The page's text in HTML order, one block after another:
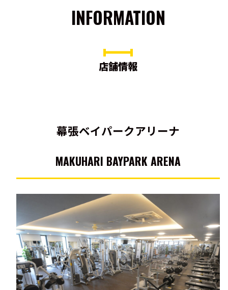
INFORMATION
店舗情報
幕張ベイパークアリーナ
MAKUHARI BAYPARK ARENA